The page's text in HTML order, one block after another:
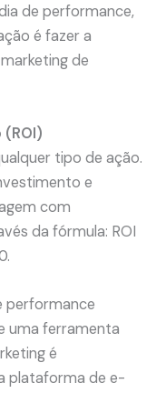
de performance,
é fazer a
de
tipo de ação.
e
com
da fórmula: ROI
performance
uma ferramenta
é
plataforma de e-